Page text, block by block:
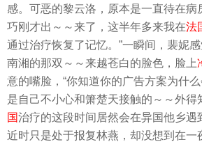
感。可恶的黎云洛，原本是一直待在病
巧刚才出～～来了，这半年多来我在法
通过治疗恢复了记忆。”一瞬间，裴妮
南湘的那双～～来越苍白的脸色，脸上
意的嘴脸，“你知道你的广告方案为什
是自己不小心和箫楚天接触的～～外得
国治疗的这段时间居然会在异国他乡遇
近时只是处于报复林燕，却没想到在